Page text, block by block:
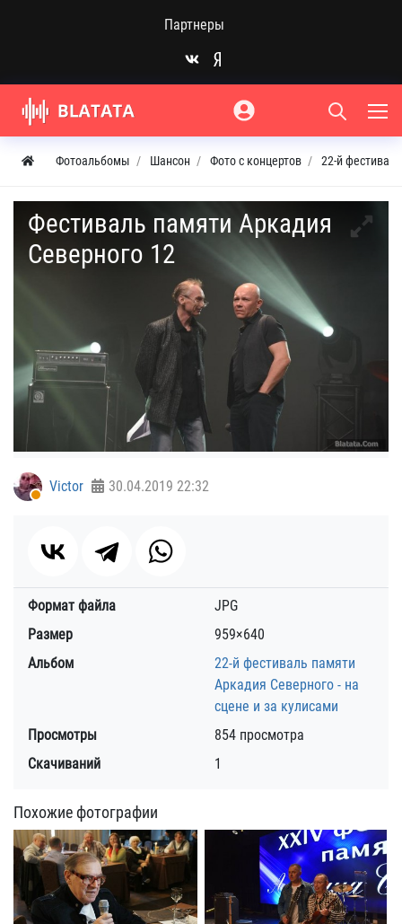
Партнеры
Фотоальбомы Шансон Фото с концертов 22-й
Фестиваль памяти Аркадия
Северного 12
Victor 30.04.2019 22:32
Формат файла
JPG
Размер
959×640
Альбом
22-й фестиваль памяти
Аркадия Северного - на
сцене и за кулисами
Просмотры
854 просмотра
Скачиваний
1
Похожие фотографии